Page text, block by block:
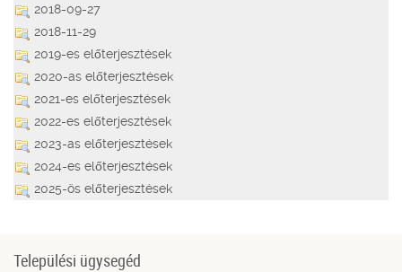
2018-09-27
2018-11-29
2019-es előterjesztések
2020-as előterjesztések
2021-es előterjesztések
2022-es előterjesztések
2023-as előterjesztések
2024-es előterjesztések
2025-ös előterjesztések
Települési ügysegéd